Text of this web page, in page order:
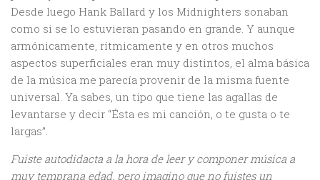
Desde luego Hank Ballard y los Midnighters sonaban
como si se lo estuvieran pasando en grande. Y aunque
armónicamente, rítmicamente y en otros muchos
aspectos superficiales eran muy distintos, el alma básica
de la música me parecía provenir de la misma fuente
universal. Ya sabes, un tipo que tiene las agallas de
levantarse y decir “Ésta es mi canción, o te gusta o te
largas”.
Fuiste autodidacta a la hora de leer y componer música a
muy temprana edad, pero imagino que no fuistes un